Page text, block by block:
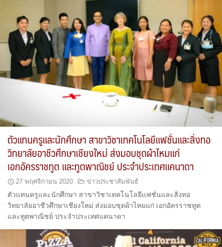
ตัวแทนครูและนักศึกษา สาขาวิชาเทคโนโลยีแฟชั่นและสิ่งทอ
วิทยาลัยอาชีวศึกษาเชียงใหม่ ส่งมอบชุดผ้าไหมแก่
เอกอัครราชทูต และทูตพาณิชย์ ประจำประเทศแคนาดา
27 พฤศจิกายน 2020 ข่าวประชาสัมพันธ์
ตัวแทนครูและนักศึกษา สาขาวิชาเทคโนโลยีแฟชั่นและสิ่งทอ
วิทยาลัยอาชีวศึกษาเชียงใหม่ ส่งมอบชุดผ้าไหมแก่ เอกอัครราชทูต
และทูตพาณิชย์ ประจำประเทศแคนาดา